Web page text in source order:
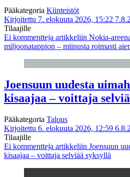
Pääkategoria Kiinteistöt
Kirjoitettu 7. elokuuta 2026, 15:22
Tilaajille
Ei kommentteja artikkeliin Nokia-
miljoonatappion – miinusta roimasti
Joensuun uudesta
kisaajaa – voittaja
Pääkategoria Talous
Kirjoitettu 6. elokuuta 2026, 12:59
Tilaajille
Ei kommentteja artikkeliin Joensuun
kisaajaa – voittaja selviää syksyllä